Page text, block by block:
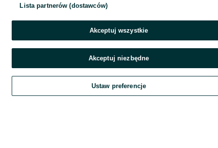
Szukaj Obserwujesz Dodaj Czat
Lista partnerów (dostawców)
Akceptuj wszystkie
Akceptuj niezbędne
Ustaw preferencje